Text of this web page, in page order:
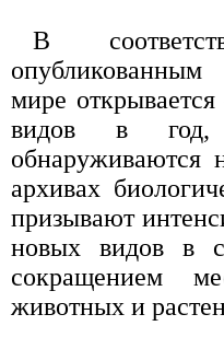
В
мире
видов в
обнаруживаются
архивах
призывают
новых видов в
сокращением
животных и